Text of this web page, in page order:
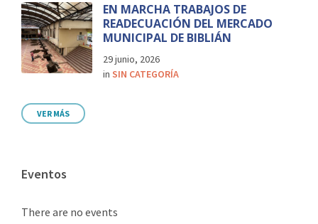
EN MARCHA TRABAJOS DE
READECUACIÓN DEL MERCADO
MUNICIPAL DE BIBLIÁN
29 junio, 2026
in SIN CATEGORÍA
VER MÁS
Eventos
There are no events